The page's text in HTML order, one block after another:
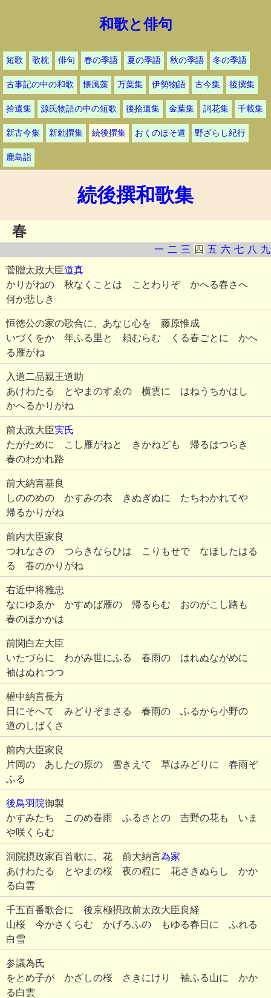
和歌と俳句
短歌 歌枕 俳句 春の季語 夏の季語 秋の季語 冬の季語
古事記の中の和歌 懐風藻 万葉集 伊勢物語 古今集 後撰集
拾遺集 源氏物語の中の短歌 後拾遺集 金葉集 詞花集 千載集
新古今集 新勅撰集 続後撰集 おくのほそ道 野ざらし紀行
鹿島詣
続後撰和歌集
春
一 二 三 四 五 六 七 八 九
菅贈太政大臣道真
かりがねの 秋なくことは ことわりぞ かへる春さへ
何か悲しき
恒徳公の家の歌合に、あなじ心を 藤原惟成
いづくをか 年ふる里と 頼むらむ くる春ごとに かへ
る雁がね
入道二品親王道助
あけわたる とやまのすゑの 横雲に はねうちかはし
かへるかりがね
前太政大臣実氏
たがために こし雁がねと きかねども 帰るはつらき
春のわかれ路
前大納言基良
しののめの かすみの衣 きぬぎぬに たちわかれてや
帰るかりがね
前内大臣家良
つれなさの つらきならひは こりもせで なほしたはる
る 春のかりがね
右近中将雅忠
なにゆゑか かすめば雁の 帰るらむ おのがこし路も
春のほかかは
前関白左大臣
いたづらに わがみ世にふる 春雨の はれぬながめに
袖はぬれつつ
權中納言長方
日にそへて みどりぞまさる 春雨の ふるから小野の
道のしばくさ
前内大臣家良
片岡の あしたの原の 雪きえて 草はみどりに 春雨ぞ
ふる
後鳥羽院御製
かすみたち このめ春雨 ふるさとの 吉野の花も いま
や咲くらむ
洞院摂政家百首歌に、花 前大納言為家
あけわたる とやまの桜 夜の程に 花さきぬらし かか
る白雲
千五百番歌合に 後京極摂政前太政大臣良経
山桜 今かさくらむ かげろふの もゆる春日に ふれる
白雪
参議為氏
をとめ子が かざしの桜 さきにけり 袖ふる山に かか
る白雲